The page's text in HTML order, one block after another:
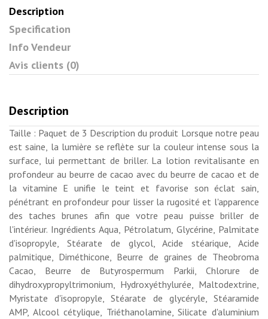
Description
Specification
Info Vendeur
Avis clients (0)
Description
Taille : Paquet de 3 Description du produit Lorsque notre peau
est saine, la lumière se reflète sur la couleur intense sous la
surface, lui permettant de briller. La lotion revitalisante en
profondeur au beurre de cacao avec du beurre de cacao et de
la vitamine E unifie le teint et favorise son éclat sain,
pénétrant en profondeur pour lisser la rugosité et l'apparence
des taches brunes afin que votre peau puisse briller de
l'intérieur. Ingrédients Aqua, Pétrolatum, Glycérine, Palmitate
d'isopropyle, Stéarate de glycol, Acide stéarique, Acide
palmitique, Diméthicone, Beurre de graines de Theobroma
Cacao, Beurre de Butyrospermum Parkii, Chlorure de
dihydroxypropyltrimonium, Hydroxyéthylurée, Maltodextrine,
Myristate d'isopropyle, Stéarate de glycéryle, Stéaramide
AMP, Alcool cétylique, Triéthanolamine, Silicate d'aluminium